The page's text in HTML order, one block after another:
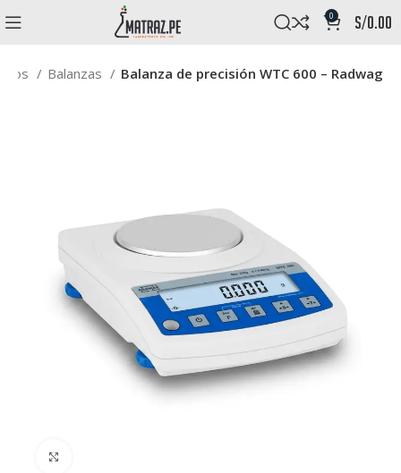
0 s/0.00
Balanzas Balanza de precisión WTC 600 – Radwag